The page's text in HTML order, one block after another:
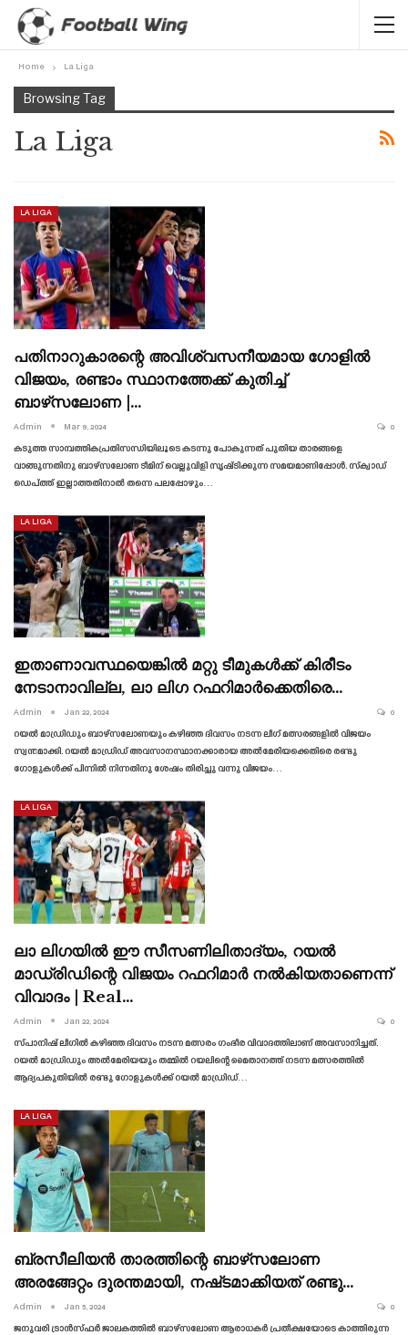
Home La Liga
Browsing Tag
La Liga
LA LIGA
പതിനാറുകാരന്റെ അവിശ്വസനീയമായ ഗോളിൽ
വിജയം, രണ്ടാം സ്ഥാനത്തേക്ക് കുതിച്ച്
ബാഴ്‌സലോണ |…
Admin Mar 9, 2024 0
കടുത്ത സാമ്പത്തികപ്രതിസന്ധിയിലൂടെ കടന്നു പോകുന്നത് പുതിയ താരങ്ങളെ
വാങ്ങുന്നതിനു ബാഴ്‌സലോണ ടീമിന് വെല്ലുവിളി സൃഷ്‌ടിക്കുന്ന സമയമാണിപ്പോൾ. സ്‌ക്വാഡ്
ഡെപ്ത്ത് ഇല്ലാത്തതിനാൽ തന്നെ പലപ്പോഴും…
LA LIGA
ഇതാണാവസ്ഥയെങ്കിൽ മറ്റു ടീമുകൾക്ക് കിരീടം
നേടാനാവില്ല, ലാ ലിഗ റഫറിമാർക്കെതിരെ…
Admin Jan 22, 2024 0
റയൽ മാഡ്രിഡും ബാഴ്‌സലോണയും കഴിഞ്ഞ ദിവസം നടന്ന ലീഗ് മത്സരങ്ങളിൽ വിജയം
സ്വന്തമാക്കി. റയൽ മാഡ്രിഡ് അവസാനസ്ഥാനക്കാരായ അൽമേരിയക്കെതിരെ രണ്ടു
ഗോളുകൾക്ക് പിന്നിൽ നിന്നതിനു ശേഷം തിരിച്ചു വന്നു വിജയം…
LA LIGA
ലാ ലിഗയിൽ ഈ സീസണിലിതാദ്യം, റയൽ
മാഡ്രിഡിന്റെ വിജയം റഫറിമാർ നൽകിയതാണെന്ന്
വിവാദം | Real…
Admin Jan 22, 2024 0
സ്‌പാനിഷ്‌ ലീഗിൽ കഴിഞ്ഞ ദിവസം നടന്ന മത്സരം ഗംഭീര വിവാദത്തിലാണ് അവസാനിച്ചത്.
റയൽ മാഡ്രിഡും അൽമേരിയയും തമ്മിൽ റയലിന്റെ മൈതാനത്ത് നടന്ന മത്സരത്തിൽ
ആദ്യപകുതിയിൽ രണ്ടു ഗോളുകൾക്ക് റയൽ മാഡ്രിഡ്…
LA LIGA
ബ്രസീലിയൻ താരത്തിന്റെ ബാഴ്‌സലോണ
അരങ്ങേറ്റം ദുരന്തമായി, നഷ്‌ടമാക്കിയത് രണ്ടു…
Admin Jan 5, 2024 0
ജനുവരി ട്രാൻസ്‌ഫർ ജാലകത്തിൽ ബാഴ്‌സലോണ ആരാധകർ പ്രതീക്ഷയോടെ കാത്തിരുന്ന